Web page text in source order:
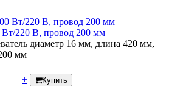
220 В, провод 200 мм
диаметр 16 мм, длина 420 мм,
мм
+ Купить